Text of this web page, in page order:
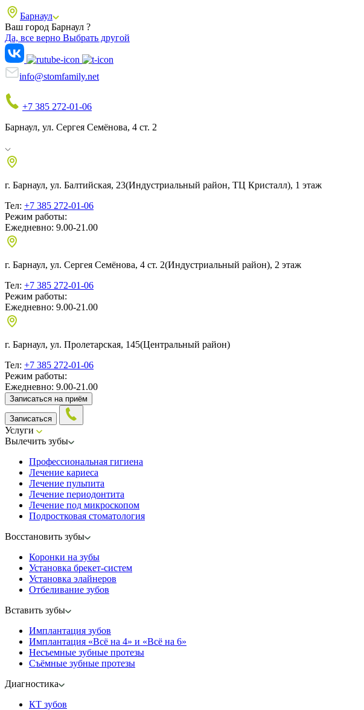
Барнаул
Ваш город Барнаул ?
Да, все верно Выбрать другой
info@stomfamily.net
+7 385 272-01-06
Барнаул, ул. Сергея Семёнова, 4 ст. 2
г. Барнаул, ул. Балтийская, 23(Индустриальный район, ТЦ Кристалл), 1 этаж
Тел: +7 385 272-01-06
Режим работы:
Ежедневно: 9.00-21.00
г. Барнаул, ул. Сергея Семёнова, 4 ст. 2(Индустриальный район), 2 этаж
Тел: +7 385 272-01-06
Режим работы:
Ежедневно: 9.00-21.00
г. Барнаул, ул. Пролетарская, 145(Центральный район)
Тел: +7 385 272-01-06
Режим работы:
Ежедневно: 9.00-21.00
Записаться на приём
Записаться
Услуги
Вылечить зубы
Профессиональная гигиена
Лечение кариеса
Лечение пульпита
Лечение периодонтита
Лечение под микроскопом
Подростковая стоматология
Восстановить зубы
Коронки на зубы
Установка брекет-систем
Установка элайнеров
Отбеливание зубов
Вставить зубы
Имплантация зубов
Имплантация «‎Всё на 4» и «‎Всё на 6»
Несъемные зубные протезы
Съёмные зубные протезы
Диагностика
КТ зубов